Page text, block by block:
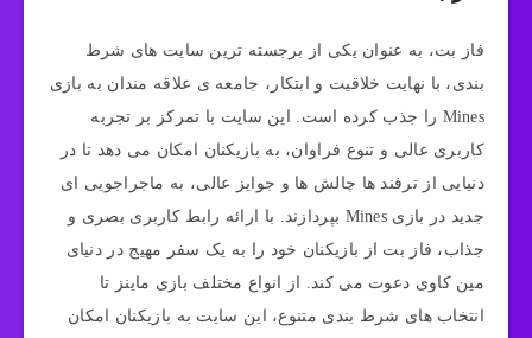
فاز بت، به عنوان یکی از برجسته‌ ترین سایت‌ های شرط
بندی، با نهایت خلاقیت و ابتکار، جامعه‌ ی علاقه‌ مندان به بازی
Mines را جذب کرده است. این سایت با تمرکز بر تجربه
کاربری عالی و تنوع فراوان، به بازیکنان امکان می‌ دهد تا در
دنیایی از ترفند ها چالش‌ ها و جوایز عالی، به ماجراجویی‌ ای
جدید در بازی Mines بپردازند. با ارائه رابط کاربری بصری و
جذاب، فاز بت از بازیکنان خود را به یک سفر مهیج در دنیای
مین‌ کاوی دعوت می‌ کند. از انواع مختلف بازی ماینز تا
انتخاب‌ های شرط‌ بندی متنوع، این سایت به بازیکنان امکان